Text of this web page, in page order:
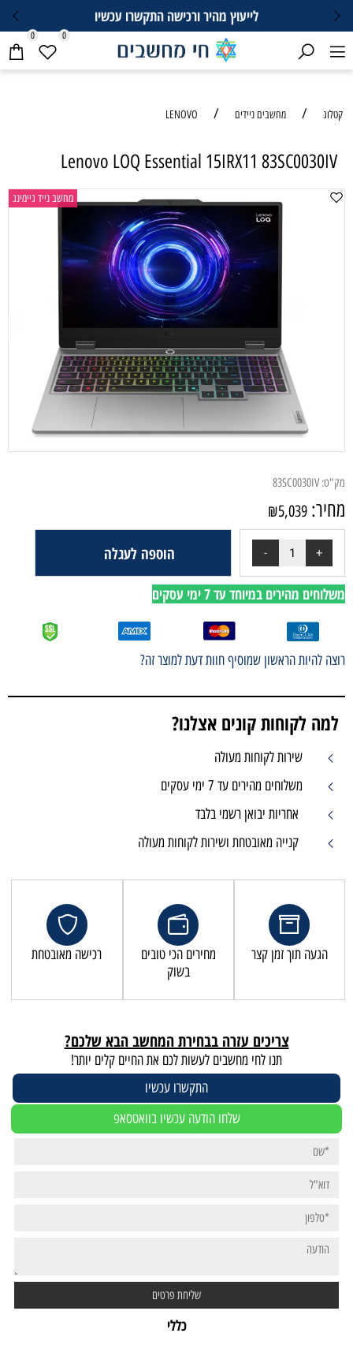
לייעוץ מהיר ורכישה התקשרו עכשיו
0 0
קטלוג / מחשבים ניידים /
LENOVO
Lenovo LOQ Essential 15IRX11 83SC0030IV
מחשב נייד גיימינג
מק"ט: 83SC0030IV
מחיר: ₪5,039
הוספה לעגלה
משלוחים מהירים במיוחד עד 7 ימי עסקים
רוצה להיות הראשון שמוסיף חוות דעת למוצר זה?
למה לקוחות קונים אצלנו?
שירות לקוחות מעולה
משלוחים מהירים עד 7 ימי עסקים
אחריות יבואן רשמי בלבד
קנייה מאובטחת ושירות לקוחות מעולה
הגעה תוך זמן קצר
מחירים הכי טובים
בשוק
רכישה מאובטחת
צריכים עזרה בבחירת המחשב הבא שלכם?
תנו לחי מחשבים לעשות לכם את החיים קלים יותר!
התקשרו עכשיו
שלחו הודעה עכשיו בוואטסאפ
כללי